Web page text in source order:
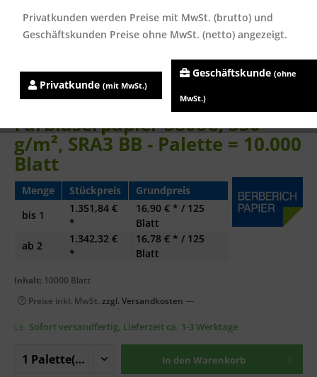
Clairefontaine DCP
Farblaserpapier 3808C, 350
g/m², SRA3 BB - Palette = 10.000
Blatt
Menge Stückpreis
Grundpreis
bis 1
1.351,84 €
*
16,90 € * / 125
Blatt
ab 2
1.342,32 €
*
16,78 € * / 125
Blatt
Inhalt: 10000 Blatt
Preise inkl. MwSt. zzgl. Versandkosten —
Sofort versandfertig, Lieferzeit ca. 1-3 Werktage
In den Warenkorb
Privatkunden werden Preise mit MwSt. (brutto) und
Geschäftskunden Preise ohne MwSt. (netto) angezeigt.
Privatkunde (mit MwSt.)
Geschäftskunde (ohne
MwSt.)